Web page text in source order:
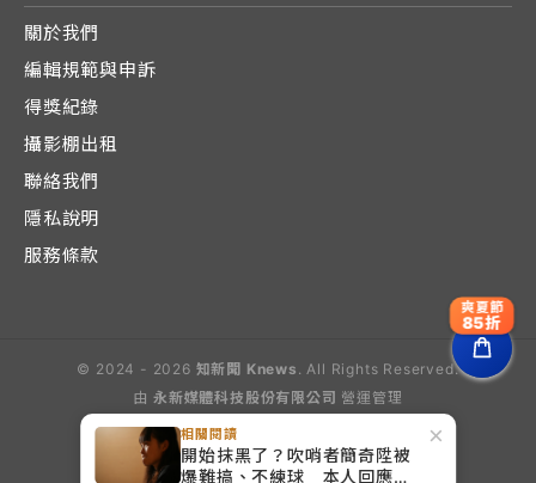
×
相關閱讀
開始抹黑了？吹哨者簡奇陞被
爆難搞、不練球 本人回應：
關於我們
編輯規範與申訴
得獎紀錄
攝影棚出租
聯絡我們
隱私說明
服務條款
© 2024 - 2026 知新聞 Knews . All Rights Reserved.
由 永新媒體科技股份有限公司 營運管理
爽夏節
85折